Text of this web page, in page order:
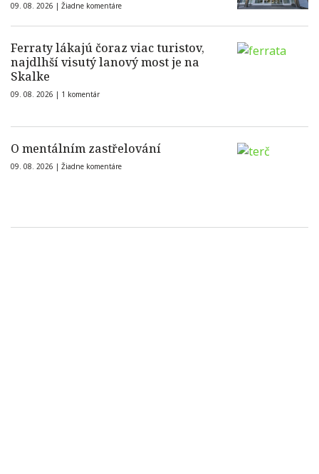
09. 08. 2026 | Žiadne komentáre
Ferraty lákajú čoraz viac turistov,
najdlhší visutý lanový most je na
Skalke
09. 08. 2026 | 1 komentár
O mentálním zastřelování
09. 08. 2026 | Žiadne komentáre